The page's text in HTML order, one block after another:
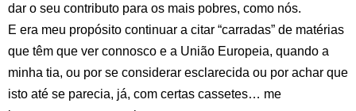
dar o seu contributo para os mais pobres, como nós.
E era meu propósito continuar a citar “carradas” de matérias
que têm que ver connosco e a União Europeia, quando a
minha tia, ou por se considerar esclarecida ou por achar que
isto até se parecia, já, com certas cassetes… me